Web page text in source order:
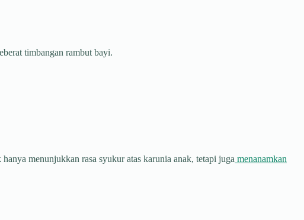
timbangan rambut bayi.
menunjukkan rasa syukur atas karunia anak, tetapi juga menanamkan